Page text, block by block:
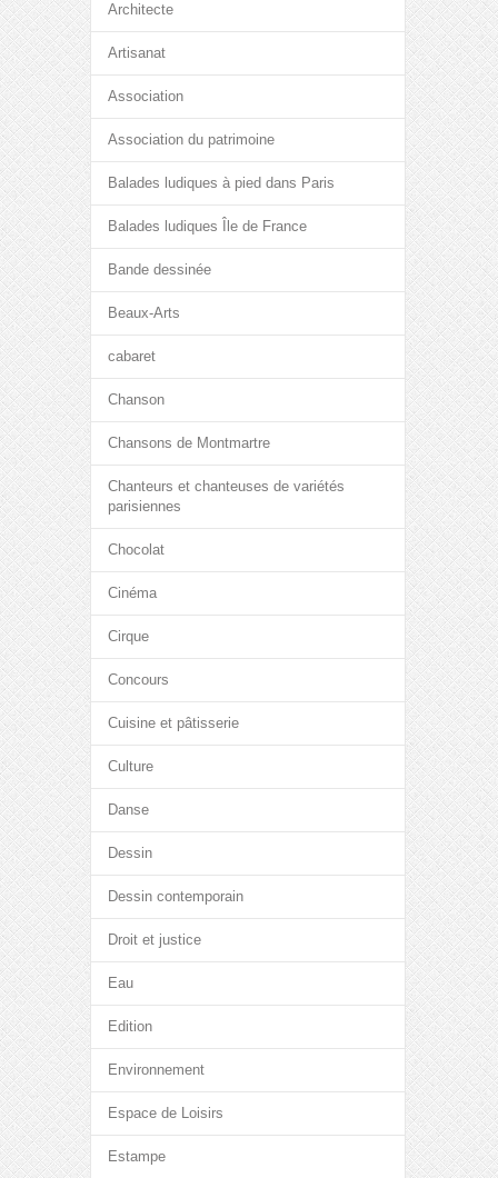
Architecte
Artisanat
Association
Association du patrimoine
Balades ludiques à pied dans Paris
Balades ludiques Île de France
Bande dessinée
Beaux-Arts
cabaret
Chanson
Chansons de Montmartre
Chanteurs et chanteuses de variétés
parisiennes
Chocolat
Cinéma
Cirque
Concours
Cuisine et pâtisserie
Culture
Danse
Dessin
Dessin contemporain
Droit et justice
Eau
Edition
Environnement
Espace de Loisirs
Estampe